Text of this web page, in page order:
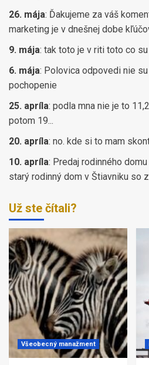
26. mája: Ďakujeme za váš
marketing je v dnešnej dobe
9. mája: tak toto je v riti toto co
6. mája: Polovica odpovedi nie
pochopenie
25. apríla: podla mna nie je to
potom 19...
20. apríla: no. kde si to mam
10. apríla: Predaj rodinného
starý rodinný dom v Štiavniku so
Už ste čítali?
Všeobecný manažment